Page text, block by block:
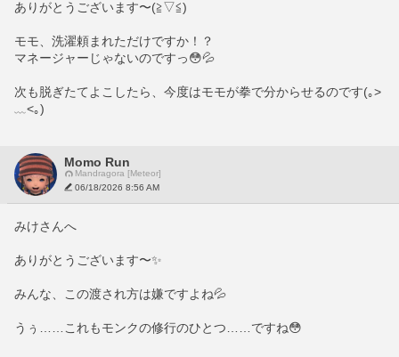
ありがとうございます〜(≧▽≦)
モモ、洗濯頼まれただけですか！？
マネージャーじゃないのですっ😳💦
次も脱ぎたてよこしたら、今度はモモが拳で分からせるのです(｡>
﹏<｡)
Momo Run
Mandragora [Meteor]
06/18/2026 8:56 AM
みけさんへ
ありがとうございます〜✨️
みんな、この渡され方は嫌ですよね💦
うぅ……これもモンクの修行のひとつ……ですね😳